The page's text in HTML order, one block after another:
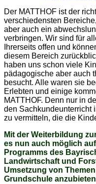
Der MATTHOF ist der
verschiedensten
aber auch ein
verbringen. Wir sind für
Ihrerseits offen und
diesem Bereich
haben uns schon viele
pädagogische aber auch
besucht. Alle waren sie
Erlebten und einige
MATTHOF. Denn nur in
den Sachkundeunterricht
zu vermitteln, die die
Mit der Weiterbildung
es nun auch möglich
Programms des
Landwirtschaft und
Umsetzung von
Grundschule